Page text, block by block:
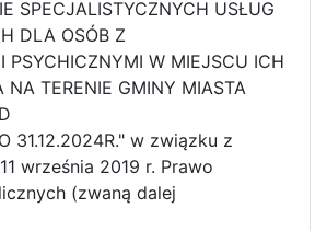
SPECJALISTYCZNYCH USŁUG
DLA OSÓB Z
PSYCHICZNYMI W MIEJSCU ICH
NA TERENIE GMINY MIASTA
31.12.2024R." w związku z
września 2019 r. Prawo
(zwaną dalej